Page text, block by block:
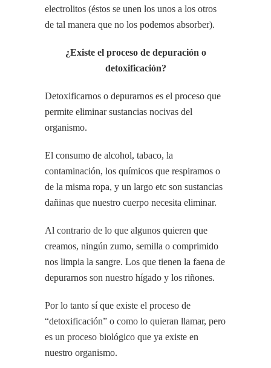
electrolitos (éstos se unen los unos a los otros
de tal manera que no los podemos absorber).
¿Existe el proceso de depuración o
detoxificación?
Detoxificarnos o depurarnos es el proceso que
permite eliminar sustancias nocivas del
organismo.
El consumo de alcohol, tabaco, la
contaminación, los químicos que respiramos o
de la misma ropa, y un largo etc son sustancias
dañinas que nuestro cuerpo necesita eliminar.
Al contrario de lo que algunos quieren que
creamos, ningún zumo, semilla o comprimido
nos limpia la sangre. Los que tienen la faena de
depurarnos son nuestro hígado y los riñones.
Por lo tanto sí que existe el proceso de
“detoxificación” o como lo quieran llamar, pero
es un proceso biológico que ya existe en
nuestro organismo.